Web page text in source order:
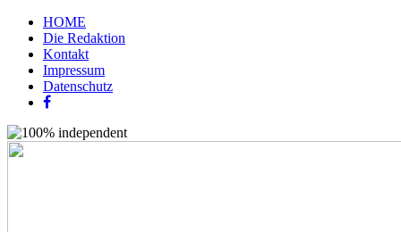
HOME
Die Redaktion
Kontakt
Impressum
Datenschutz